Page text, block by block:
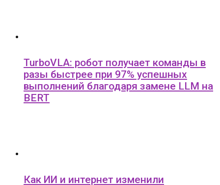
TurboVLA: робот получает команды в
разы быстрее при 97% успешных
выполнений благодаря замене LLM на
BERT
Как ИИ и интернет изменили